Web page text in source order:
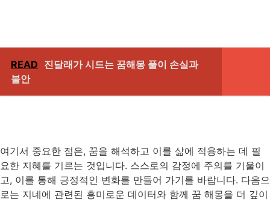
READ 진달래가 시드는 꿈해몽 풀이 손실과
불안
여기서 중요한 점은, 꿈을 해석하고 이를 삶에 적용하는 데 필
요한 지혜를 기르는 것입니다. 스스로의 감정에 주의를 기울이
고, 이를 통해 긍정적인 변화를 만들어 가기를 바랍니다. 다음으
로는 지네에 관련된 흥미로운 데이터와 함께 꿈 해몽을 더 깊이